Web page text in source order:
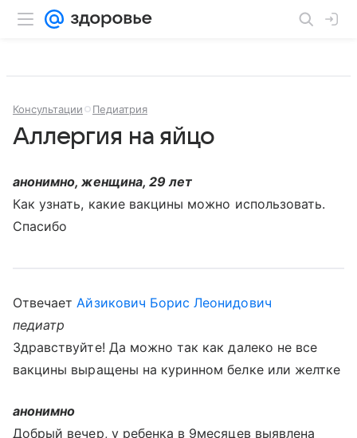
Консультации Педиатрия
Аллергия на яйцо
анонимно, женщина, 29 лет
Как узнать, какие вакцины можно использовать.
Спасибо
ОтвечаетАйзикович Борис Леонидович
педиатр
Здравствуйте! Да можно так как далеко не все
вакцины выращены на куринном белке или желтке
анонимно
Добрый вечер, у ребенка в 9месяцев выявлена